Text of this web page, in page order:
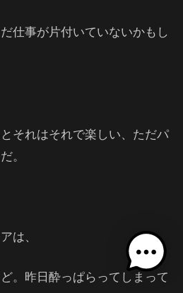
仕事が片付いていないかもし
それはそれで楽しい、ただパ
。
は、
。昨日酔っぱらってしまって